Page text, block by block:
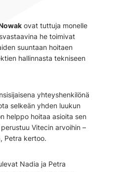
ovat tuttuja monelle
he toimivat
suuntaan hoitaen
hallinnasta tekniseen
yhteyshenkilönä
selkeän yhden luukun
helppo hoitaa asioita sen
Vitecin arvoihin –
Petra kertoo.
Nadia ja Petra